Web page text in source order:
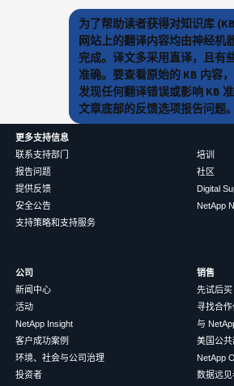
为了帮助读者获得对知识库
网站上的翻译内容均由神经机
完成。译文多采用直译，且有
准确。要查看原始的 KB 内容
发现任何翻译错误或影响 KB
文章底部的反馈选项报告问题。
更多支持信息
联系支持部门
报告问题
提供反馈
安全公告
支持策略和支持服务
培训
社区
Digital
NetApp
公司
新闻中心
活动
NetApp Insight
客户成功案例
环境、社会与公司治理
投资者
销售
先试后买
寻找合作
与
美国公共
NetApp
数据远